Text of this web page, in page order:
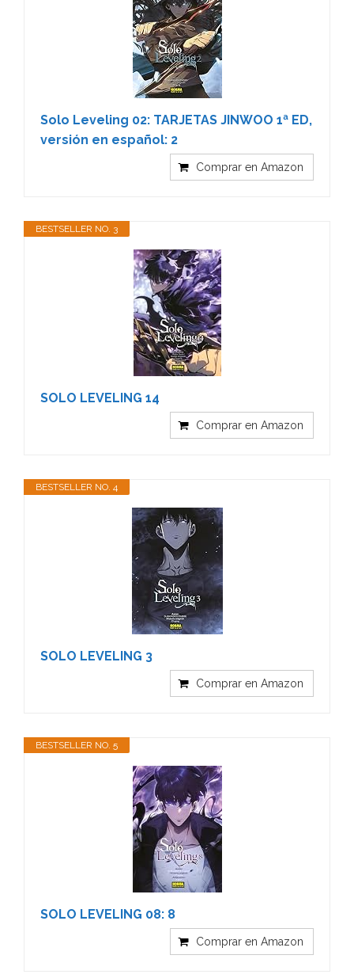
Solo Leveling 02: TARJETAS JINWOO 1ª ED,
versión en español: 2
Comprar en Amazon
BESTSELLER NO. 3
SOLO LEVELING 14
Comprar en Amazon
BESTSELLER NO. 4
SOLO LEVELING 3
Comprar en Amazon
BESTSELLER NO. 5
SOLO LEVELING 08: 8
Comprar en Amazon